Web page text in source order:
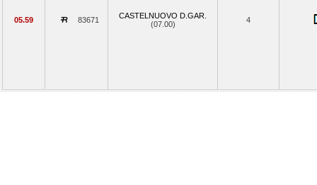
05.59 83671
CASTELNUOVO D.GAR.
(07.00)
4